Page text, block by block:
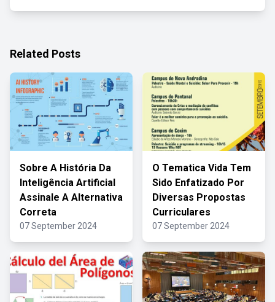
Related Posts
Sobre A História Da
Inteligência Artificial
Assinale A Alternativa
Correta
07 September 2024
O Tematica Vida Tem
Sido Enfatizado Por
Diversas Propostas
Curriculares
07 September 2024